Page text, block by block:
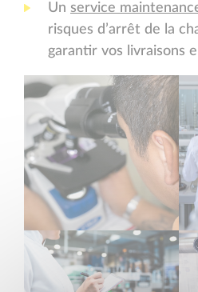
Un service
risques d’arrêt de la
garantir vos livraisons